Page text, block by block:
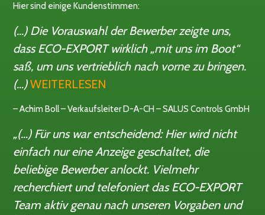
Hier sind einige Kundenstimmen:
(…) Die Vorauswahl der Bewerber zeigte uns,
dass ECO-EXPORT wirklich „mit uns im Boot“
saß, um uns vertrieblich nach vorne zu bringen.
(…) WEITERLESEN
– Achim Boll – Verkaufsleiter D-A-CH – SALUS Controls GmbH
„(…) Für uns war entscheidend: Hier wird nicht
einfach nur eine Anzeige geschaltet, die
beliebige Bewerber anlockt. Vielmehr
recherchiert und telefoniert das ECO-EXPORT
Team aktiv genau nach unseren Vorgaben und